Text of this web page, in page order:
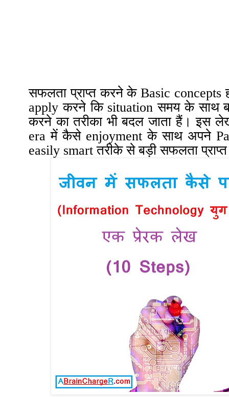
सफलता प्राप्त करने के Basic concepts
apply करने कि situation समय के
करने का तरीका भी बदल जाता हैं। इस
era में कैसे enjoyment के साथ अपने
easily smart तरीके से बड़ी सफलता